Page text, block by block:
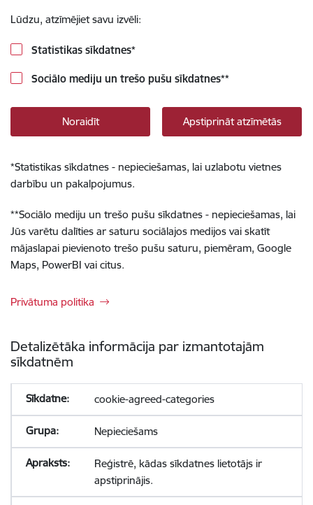
Lūdzu, atzīmējiet savu izvēli:
Statistikas sīkdatnes*
Sociālo mediju un trešo pušu sīkdatnes**
Noraidīt Apstiprināt atzīmētās
*Statistikas sīkdatnes - nepieciešamas, lai uzlabotu vietnes
darbību un pakalpojumus.
**Sociālo mediju un trešo pušu sīkdatnes - nepieciešamas, lai
Jūs varētu dalīties ar saturu sociālajos medijos vai skatīt
mājaslapai pievienoto trešo pušu saturu, piemēram, Google
Maps, PowerBI vai citus.
Privātuma politika
Detalizētāka informācija par izmantotajām
sīkdatnēm
cookie-agreed-categories
Nepieciešams
Reģistrē, kādas sīkdatnes lietotājs ir
apstiprinājis.